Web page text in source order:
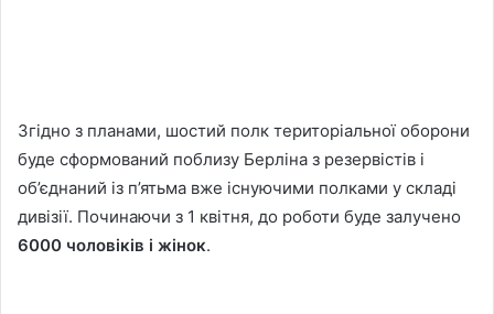
Згідно з планами, шостий полк територіальної оборони
буде сформований поблизу Берліна з резервістів і
об’єднаний із п’ятьма вже існуючими полками у складі
дивізії. Починаючи з 1 квітня, до роботи буде залучено
6000 чоловіків і жінок.